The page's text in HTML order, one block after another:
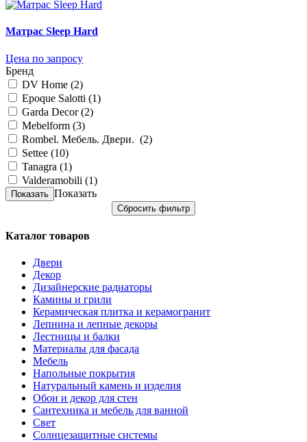
Матрас Sleep Hard
Цена по запросу
Бренд
DV Home (2)
Epoque Salotti (1)
Garda Decor (2)
Mebelform (3)
Rombel. Mебель. Двери. (2)
Settee (10)
Tanagra (1)
Valderamobili (1)
Показать
Каталог товаров
Двери
Декор
Дизайнерские радиаторы
Камины и грили
Керамическая плитка и керамогранит
Лепнина и лепные декоры
Лестницы и балки
Материалы для фасада
Мебель
Напольные покрытия
Натуральный камень и изделия
Обои и декор для стен
Сантехника и мебель для ванной
Свет
Солнцезащитные системы